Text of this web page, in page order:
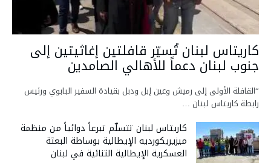
كاريتاس لبنان تُسيّر قافلتين إغاثيتين إلى
جنوب لبنان دعماً للأهالي الصامدين
“القافلة الأولى إلى رميش وعين إبل ودبل بقيادة السفير البابوي ورئيس
رابطة كاريتاس لبنان …
كاريتاس لبنان تتسلّم تبرعاً دوائياً من منظمة
ميزيريكورديه الإيطالية بوساطة البعثة
العسكرية الإيطالية الثنائية في لبنان